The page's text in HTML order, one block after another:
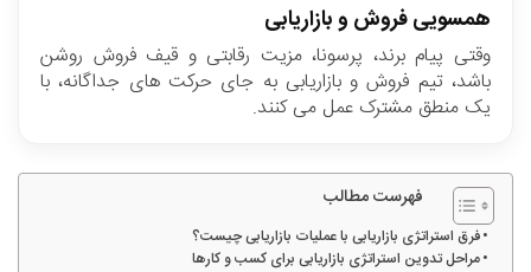
همسویی فروش و بازاریابی
وقتی پیام برند، پرسونا، مزیت رقابتی و قیف فروش روشن
باشد، تیم فروش و بازاریابی به جای حرکت های جداگانه، با
یک منطق مشترک عمل می کنند.
فهرست مطالب
فرق استراتژی بازاریابی با عملیات بازاریابی چیست؟
مراحل تدوین استراتژی بازاریابی برای کسب و کارها